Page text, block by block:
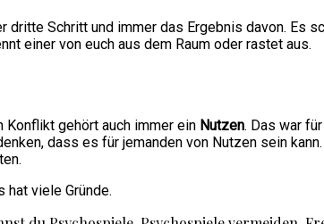
Schritt und immer das Ergebnis davon. Es
einer von euch aus dem Raum oder rastet aus.
Konflikt gehört auch immer ein Nutzen. Das war
dass es für jemanden von Nutzen sein
hat viele Gründe.